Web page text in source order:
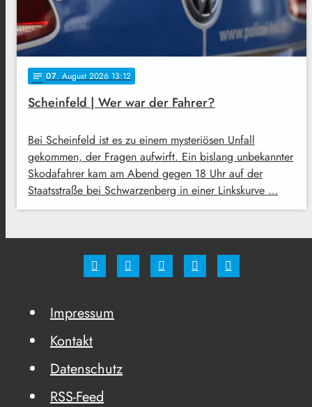
notes 07. August 2026 13:12
Scheinfeld | Wer war der Fahrer?
Bei Scheinfeld ist es zu einem mysteriösen Unfall
gekommen, der Fragen aufwirft. Ein bislang unbekannter
Skodafahrer kam am Abend gegen 18 Uhr auf der
Staatsstraße bei Schwarzenberg in einer Linkskurve …
Impressum
Kontakt
Datenschutz
RSS-Feed